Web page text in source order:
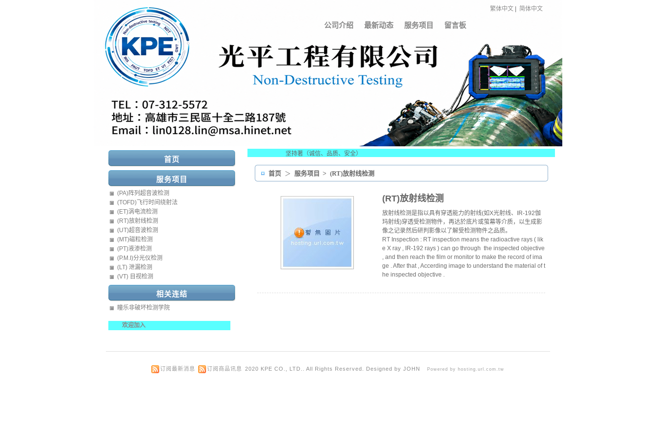
繁体中文 简体中文
公司介绍 最新动态 服务项目 留言板
坚持著（诚信、品质、安全）
首页 ＞ 服务项目 > (RT)放射线检测
(RT)放射线检测
放射线检测是指以具有穿透能力的射线(如X光射线、IR-192伽
玛射线)穿透受检测物件，再达於底片或萤幕等介质，以生成影
像之记录然后研判影像以了解受检测物件之品质。
RT Inspection : RT inspection means the radioactive rays ( lik
e X ray , IR-192 rays ) can go through the inspected objective
, and then reach the film or monitor to make the record of ima
ge . After that , Accerding image to understand the material of t
he inspected objective .
首页
服务项目
(PA)阵列超音波检测
(TOFD)飞行时间绕射法
(ET)涡电流检测
(RT)放射线检测
(UT)超音波检测
(MT)磁粒检测
(PT)液渗检测
(P.M.I)分光仪检测
(LT) 泄漏检测
(VT) 目视检测
相关连结
瞳乐非破坏检测学院
欢迎加入
订阅最新消息 订阅商品讯息 2020 KPE CO., LTD.. All Rights Reserved. Designed by JOHN Powered by hosting.url.com.tw